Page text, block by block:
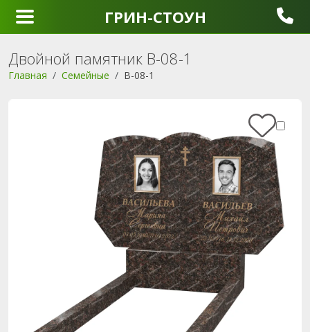
ГРИН-СТОУН
Двойной памятник B-08-1
Главная Семейные B-08-1